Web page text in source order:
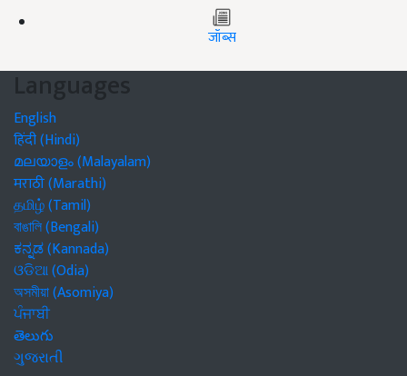
जॉब्स
Languages
English
हिंदी (Hindi)
മലയാളം (Malayalam)
मराठी (Marathi)
தமிழ் (Tamil)
বাঙালি (Bengali)
ಕನ್ನಡ (Kannada)
ଓଡିଆ (Odia)
অসমীয়া (Asomiya)
ਪੰਜਾਬੀ
తెలుగు
ગુજરાતી